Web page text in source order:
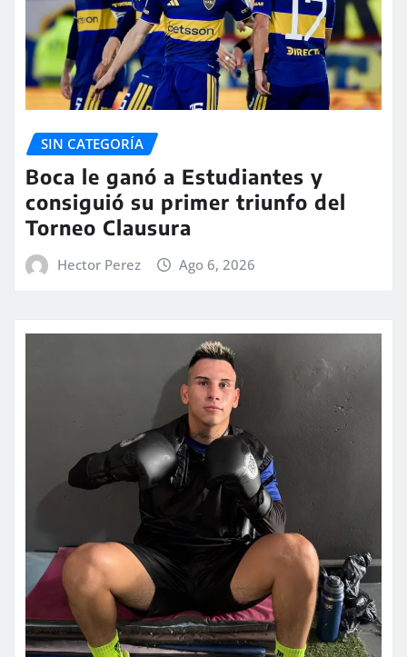
SIN CATEGORÍA
Boca le ganó a Estudiantes y
consiguió su primer triunfo del
Torneo Clausura
Hector Perez Ago 6, 2026